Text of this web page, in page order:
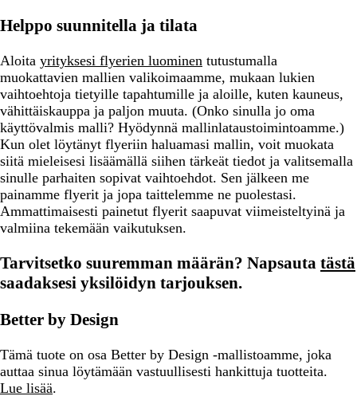
Helppo suunnitella ja tilata
Aloita yrityksesi flyerien luominen tutustumalla
muokattavien mallien valikoimaamme, mukaan lukien
vaihtoehtoja tietyille tapahtumille ja aloille, kuten kauneus,
vähittäiskauppa ja paljon muuta. (Onko sinulla jo oma
käyttövalmis malli? Hyödynnä mallinlataustoimintoamme.)
Kun olet löytänyt flyeriin haluamasi mallin, voit muokata
siitä mieleisesi lisäämällä siihen tärkeät tiedot ja valitsemalla
sinulle parhaiten sopivat vaihtoehdot. Sen jälkeen me
painamme flyerit ja jopa taittelemme ne puolestasi.
Ammattimaisesti painetut flyerit saapuvat viimeisteltyinä ja
valmiina tekemään vaikutuksen.
Tarvitsetko suuremman määrän? Napsauta tästä
saadaksesi yksilöidyn tarjouksen.
Better by Design
Tämä tuote on osa Better by Design -mallistoamme, joka
auttaa sinua löytämään vastuullisesti hankittuja tuotteita.
Lue lisää.